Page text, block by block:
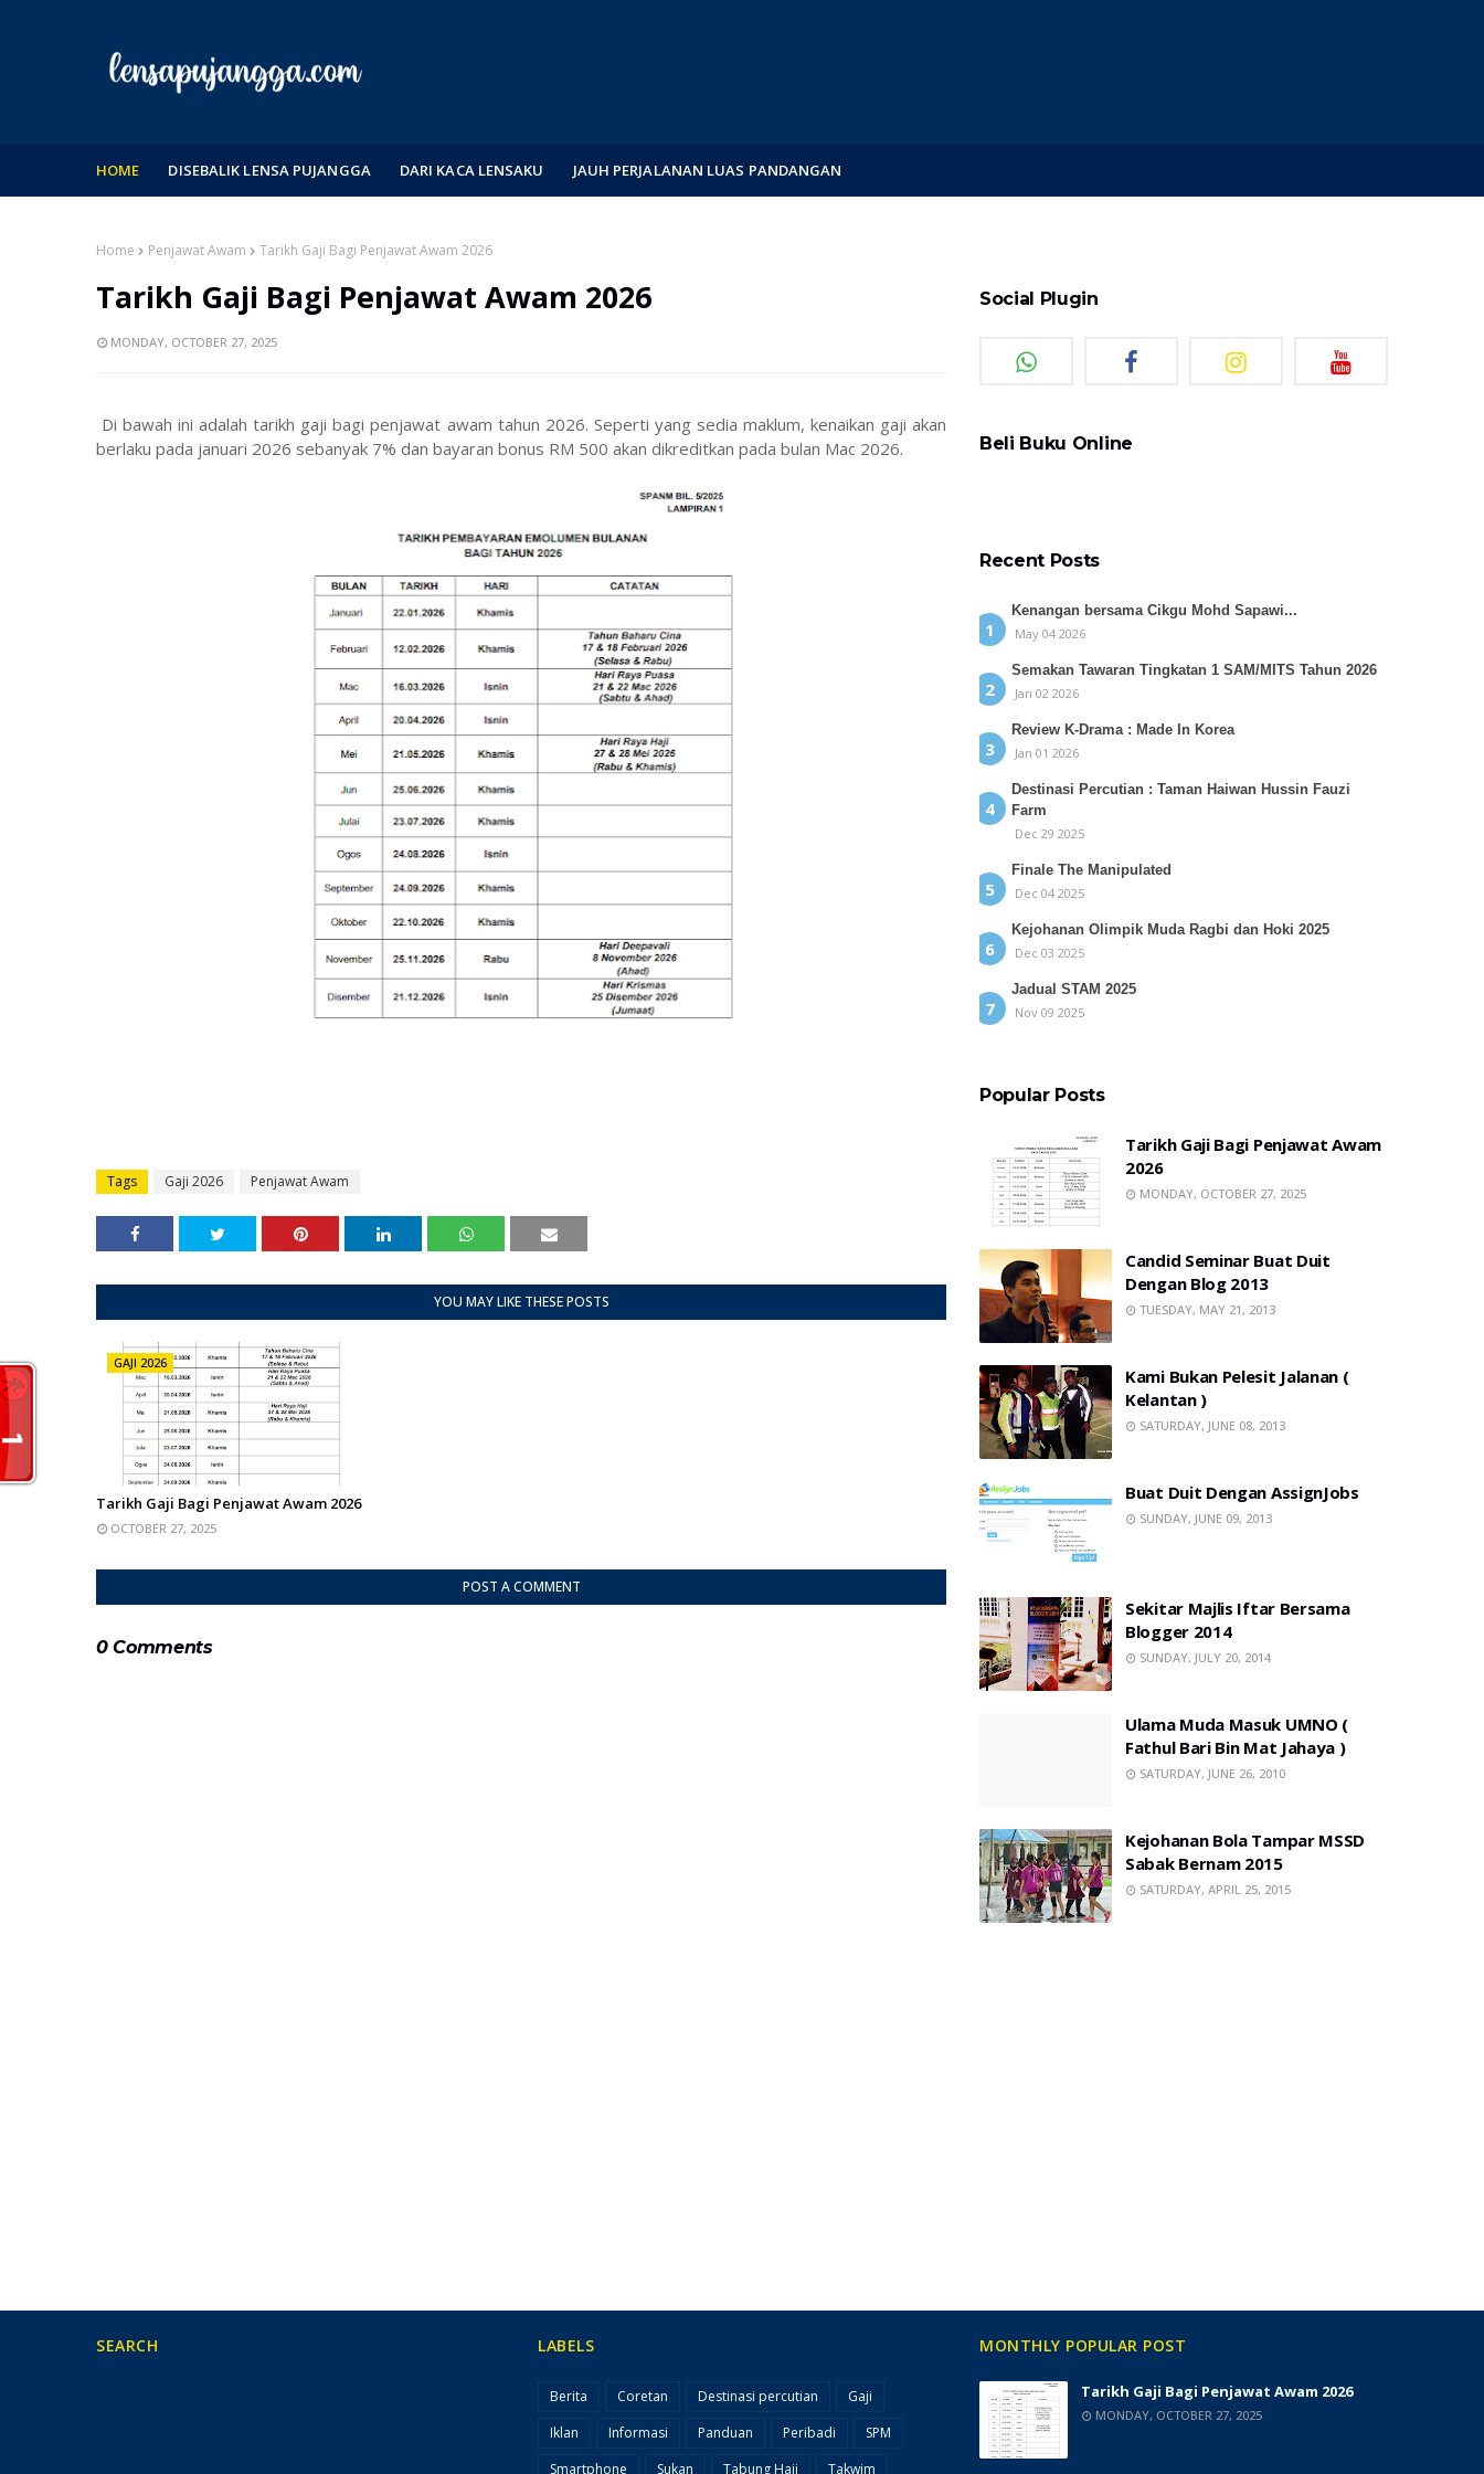
HOME DISEBALIK LENSA PUJANGGA DARI KACA LENSAKU JAUH PERJALANAN LUAS PANDANGAN
Home Penjawat Awam Tarikh Gaji Bagi Penjawat Awam 2026
Tarikh Gaji Bagi Penjawat Awam 2026
MONDAY, OCTOBER 27, 2025
Di bawah ini adalah tarikh gaji bagi penjawat awam tahun 2026. Seperti yang sedia maklum, kenaikan gaji akan
berlaku pada januari 2026 sebanyak 7% dan bayaran bonus RM 500 akan dikreditkan pada bulan Mac 2026.
Tags Gaji 2026 Penjawat Awam
YOU MAY LIKE THESE POSTS
GAJI 2026
Tarikh Gaji Bagi Penjawat Awam 2026
OCTOBER 27, 2025
POST A COMMENT
0 Comments
Social Plugin
Beli Buku Online
Recent Posts
Kenangan bersama Cikgu Mohd Sapawi...
May 04 2026
Semakan Tawaran Tingkatan 1 SAM/MITS Tahun 2026
Jan 02 2026
Review K-Drama : Made In Korea
Jan 01 2026
Destinasi Percutian : Taman Haiwan Hussin Fauzi
Farm
Dec 29 2025
Finale The Manipulated
Dec 04 2025
Kejohanan Olimpik Muda Ragbi dan Hoki 2025
Dec 03 2025
Jadual STAM 2025
Nov 09 2025
Popular Posts
Tarikh Gaji Bagi Penjawat Awam
2026
MONDAY, OCTOBER 27, 2025
Candid Seminar Buat Duit
Dengan Blog 2013
TUESDAY, MAY 21, 2013
Kami Bukan Pelesit Jalanan (
Kelantan )
SATURDAY, JUNE 08, 2013
Buat Duit Dengan AssignJobs
SUNDAY, JUNE 09, 2013
Sekitar Majlis Iftar Bersama
Blogger 2014
SUNDAY, JULY 20, 2014
Ulama Muda Masuk UMNO (
Fathul Bari Bin Mat Jahaya )
SATURDAY, JUNE 26, 2010
Kejohanan Bola Tampar MSSD
Sabak Bernam 2015
SATURDAY, APRIL 25, 2015
SEARCH LABELS
Berita Coretan Destinasi percutian
Gaji
Iklan
Informasi Panduan Peribadi
SPM
Smartphone
Sukan Tabung Haji Takwim
MONTHLY POPULAR POST
Tarikh Gaji Bagi Penjawat Awam 2026
MONDAY, OCTOBER 27, 2025